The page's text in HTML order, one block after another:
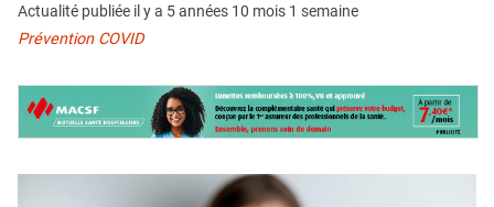
CONTACT
Actualité publiée il y a 5 années 10 mois 1 semaine
Prévention COVID